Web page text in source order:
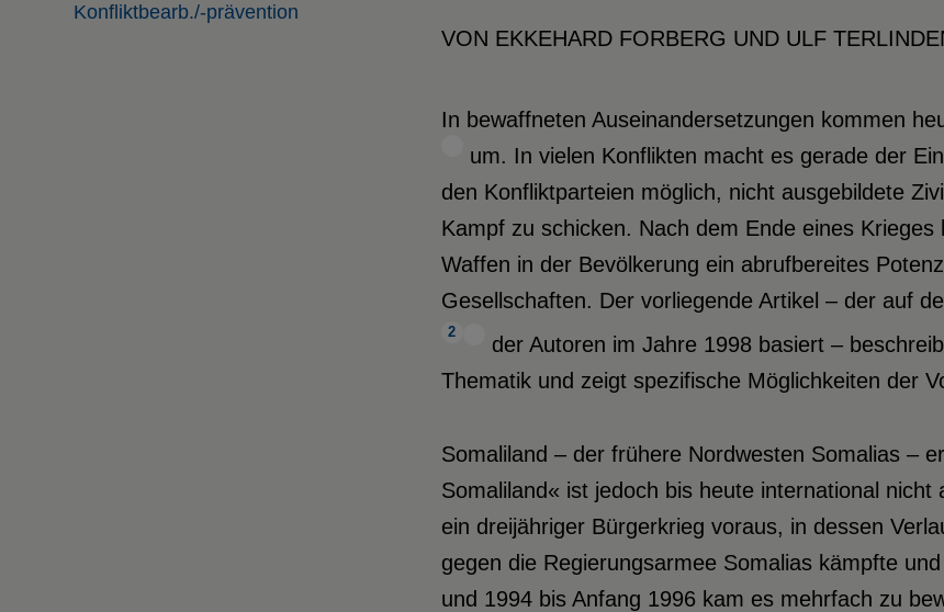
Konfliktbearb./-prävention
VON EKKEHARD FORBERG UND ULF
In bewaffneten Auseinandersetzungen kommen
um. In vielen Konflikten macht es gerade der
den Konfliktparteien möglich, nicht ausgebildete
Kampf zu schicken. Nach dem Ende eines
Waffen in der Bevölkerung ein abrufbereites
Gesellschaften. Der vorliegende Artikel – der auf
2
der Autoren im Jahre 1998 basiert –
Thematik und zeigt spezifische Möglichkeiten der
Somaliland – der frühere Nordwesten Somalias –
Somaliland« ist jedoch bis heute international
ein dreijähriger Bürgerkrieg voraus, in dessen
gegen die Regierungsarmee Somalias kämpfte
und 1994 bis Anfang 1996 kam es mehrfach zu